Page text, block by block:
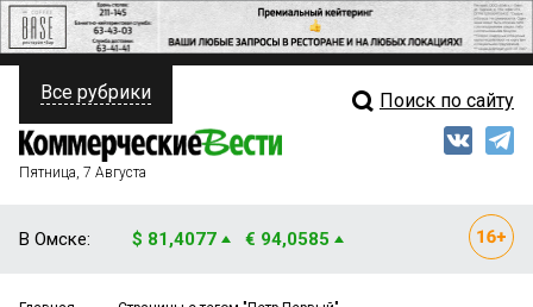
ПОЛИТИКА
ФИНАНСЫ
Свежий выпуск
Все рубрики Поиск по сайту
Пятница, 7 Августа
В Омске: $ 81,4077 € 94,0585